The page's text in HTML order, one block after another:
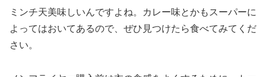
ミンチ天美味しいんですよね。カレー味とかもスーパーに
よってはおいてあるので、ぜひ見つけたら食べてみてくだ
さい。